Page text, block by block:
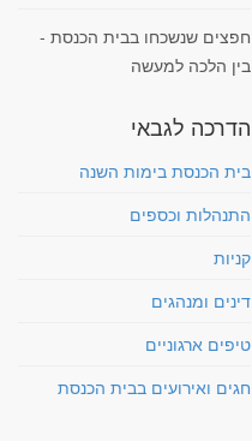
חפצים שנשכחו בבית הכנסת -
בין הלכה למעשה
הדרכה לגבאי
בית הכנסת בימות השנה
התנהלות וכספים
קניות
דינים ומנהגים
טיפים ארגוניים
חגים ואירועים בבית הכנסת